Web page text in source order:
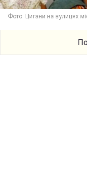
Фото: Цигани на вулицях